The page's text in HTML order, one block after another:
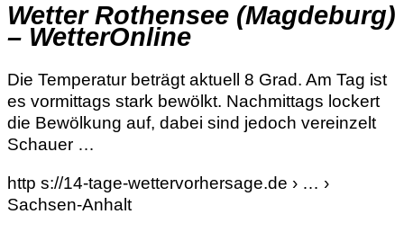
Wetter Rothensee (Magdeburg)
– WetterOnline
Die Temperatur beträgt aktuell 8 Grad. Am Tag ist
es vormittags stark bewölkt. Nachmittags lockert
die Bewölkung auf, dabei sind jedoch vereinzelt
Schauer …
http s://14-tage-wettervorhersage.de › … ›
Sachsen-Anhalt